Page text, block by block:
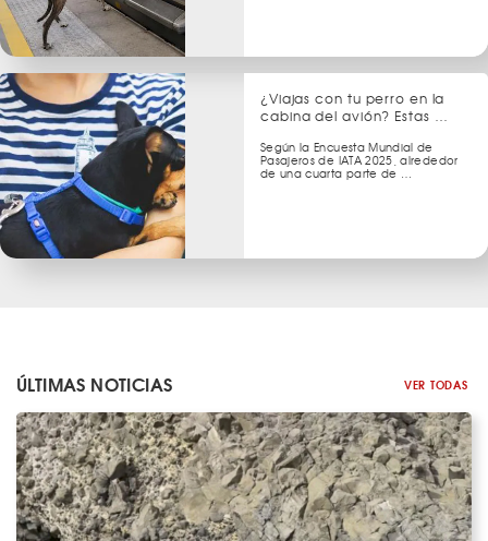
¿Viajas con tu perro en la
cabina del avión? Estas …
Según la Encuesta Mundial de
Pasajeros de IATA 2025, alrededor
de una cuarta parte de …
ÚLTIMAS NOTICIAS VER TODAS